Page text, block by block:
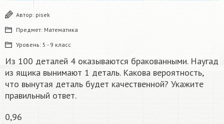
Автор: pisek
Предмет: Математика
Уровень: 5 - 9 класс
Из 100 деталей 4 оказываются бракованными. Наугад
из ящика вынимают 1 деталь. Какова вероятность,
что вынутая деталь будет качественной? Укажите
правильный ответ.
0,96